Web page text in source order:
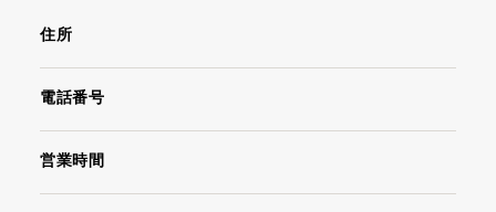
住所
電話番号
営業時間